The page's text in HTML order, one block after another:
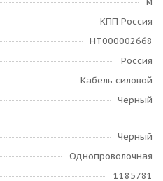
КПП Россия
НТ000002668
Россия
Кабель силовой
Черный
Черный
Однопроволочная
1185781